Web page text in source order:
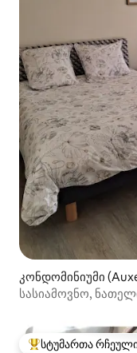
კონდომინიუმი
სასიამოვნო,
სტუმართა